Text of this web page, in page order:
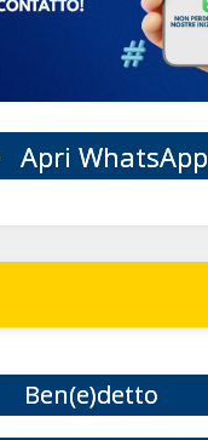
Apri WhatsApp
Ben(e)detto